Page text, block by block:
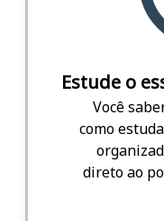
Estude o
Você
como
direto ao